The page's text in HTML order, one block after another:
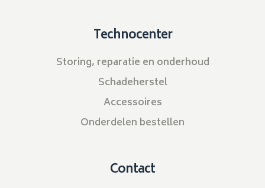
Technocenter
Storing, reparatie en onderhoud
Schadeherstel
Accessoires
Onderdelen bestellen
Contact